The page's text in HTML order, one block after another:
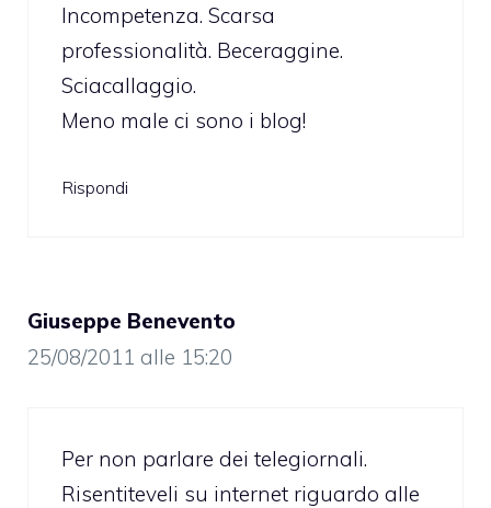
Incompetenza. Scarsa
professionalità. Beceraggine.
Sciacallaggio.
Meno male ci sono i blog!
Rispondi
Giuseppe Benevento
25/08/2011 alle 15:20
Per non parlare dei telegiornali.
Risentiteveli su internet riguardo alle